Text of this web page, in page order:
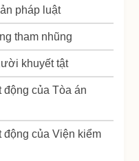
pháp luật
tham nhũng
khuyết tật
của Tòa án
động của Viện kiểm